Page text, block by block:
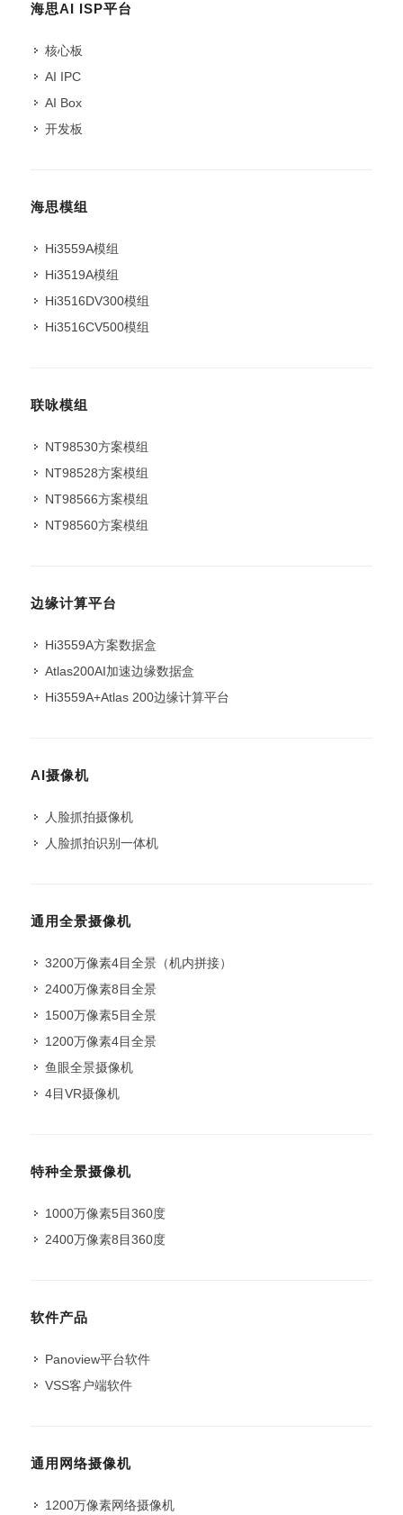
海思AI ISP平台
核心板
AI IPC
AI Box
开发板
海思模组
Hi3559A模组
Hi3519A模组
Hi3516DV300模组
Hi3516CV500模组
联咏模组
NT98530方案模组
NT98528方案模组
NT98566方案模组
NT98560方案模组
边缘计算平台
Hi3559A方案数据盒
Atlas200AI加速边缘数据盒
Hi3559A+Atlas 200边缘计算平台
AI摄像机
人脸抓拍摄像机
人脸抓拍识别一体机
通用全景摄像机
3200万像素4目全景（机内拼接）
2400万像素8目全景
1500万像素5目全景
1200万像素4目全景
鱼眼全景摄像机
4目VR摄像机
特种全景摄像机
1000万像素5目360度
2400万像素8目360度
软件产品
Panoview平台软件
VSS客户端软件
通用网络摄像机
1200万像素网络摄像机